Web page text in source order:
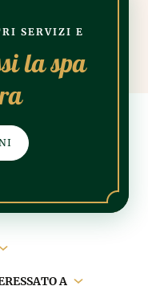
SERVIZI E
la spa
A